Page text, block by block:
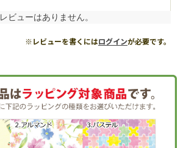
レビューはありません。
※レビューを書くにはログインが必要です。